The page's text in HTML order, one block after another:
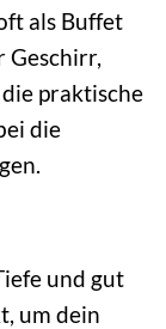
als Buffet
Geschirr,
praktische
die
und gut
um dein